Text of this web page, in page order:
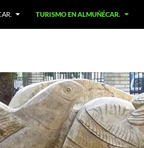
TURISMO EN ALMUÑÉCAR.